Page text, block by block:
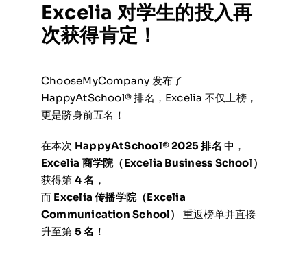
Excelia 对学生的投入再
次获得肯定！
ChooseMyCompany 发布了
HappyAtSchool® 排名，Excelia 不仅上榜，
更是跻身前五名！
在本次 HappyAtSchool® 2025 排名 中，
Excelia 商学院（Excelia Business School）
获得第 4 名 ，
而 Excelia 传播学院（Excelia
Communication School）
重返榜单并直接
升至第 5 名 ！